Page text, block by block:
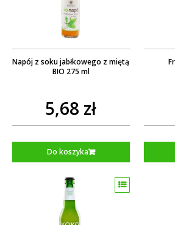
Napój z soku jabłkowego z miętą
BIO 275 ml
5,68 zł
Do koszyka